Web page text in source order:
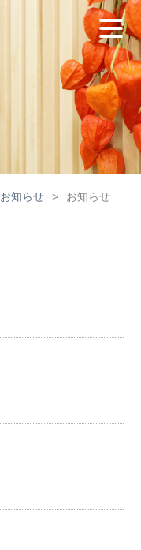
お知らせ > お知らせ